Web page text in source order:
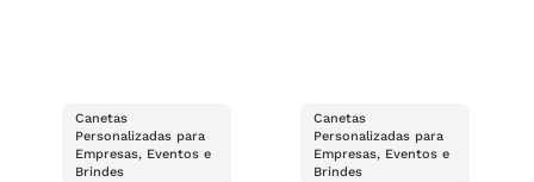
Canetas
Personalizadas para
Empresas, Eventos e
Brindes
Canetas
Personalizadas para
Empresas, Eventos e
Brindes